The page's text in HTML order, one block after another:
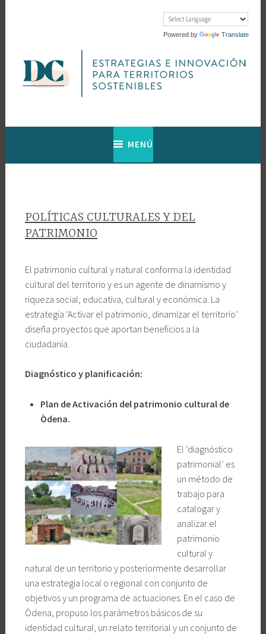
Powered by Translate
Diagnosis
Cultural
MENÚ
POLÍTICAS CULTURALES Y DEL
PATRIMONIO
El patrimonio cultural y natural conforma la identidad
cultural del territorio y es un agente de dinamismo y
riqueza social, educativa, cultural y económica. La
estrategia ‘Activar el patrimonio, dinamizar el territorio’
diseña proyectos que aportan beneficios a la
ciudadanía.
Diagnóstico y planificación:
Plan de Activación del patrimonio cultural de
Òdena.
El ‘diagnóstico
patrimonial’ es
un método de
trabajo para
catalogar y
analizar el
patrimonio
cultural y
natural de un territorio y posteriormente desarrollar
una estrategia local o regional con conjunto de
objetivos y un programa de actuaciones. En el caso de
Òdena, propuso los parámetros básicos de su
identidad cultural, un relato territorial y un conjunto de